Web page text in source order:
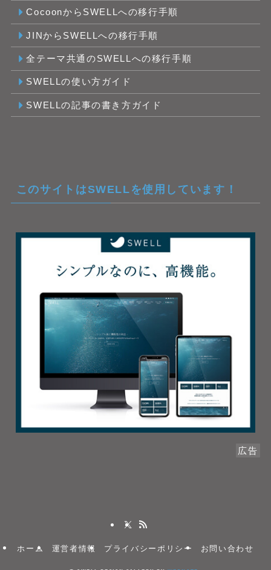
CocoonからSWELLへの移行手順
JINからSWELLへの移行手順
全テーマ共通のSWELLへの移行手順
SWELLの使い方ガイド
SWELLの記事の書き方ガイド
このサイトはSWELLを使用しています！
広告
ホーム 運営者情報 プライバシーポリシー お問い合わせ